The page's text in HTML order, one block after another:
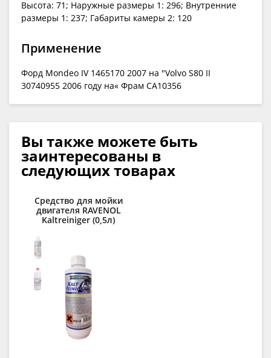
Высота: 71; Наружные размеры 1: 296; Внутренние
размеры 1: 237; Габариты камеры 2: 120
Применение
Форд Mondeo IV 1465170 2007 на "Volvo S80 II
30740955 2006 году на« Фрам CA10356
Вы также можете быть
заинтересованы в
следующих товарах
Средство для мойки
двигателя RAVENOL
Kaltreiniger (0,5л)